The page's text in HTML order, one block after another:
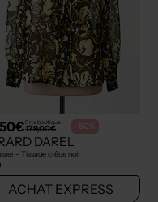
Prix boutique :
179,00€ -50%
DAREL
- Tissage crêpe noir
ACHAT EXPRESS